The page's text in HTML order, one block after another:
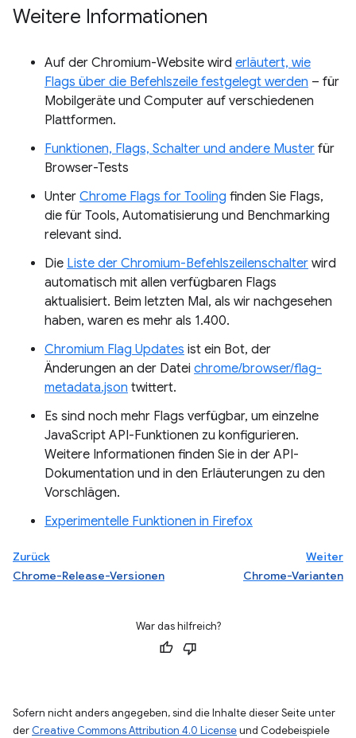
Weitere Informationen
Auf der Chromium-Website wird erläutert, wie
Flags über die Befehlszeile festgelegt werden – für
Mobilgeräte und Computer auf verschiedenen
Plattformen.
Funktionen, Flags, Schalter und andere Muster für
Browser-Tests
Unter Chrome Flags for Tooling finden Sie Flags,
die für Tools, Automatisierung und Benchmarking
relevant sind.
Die Liste der Chromium-Befehlszeilenschalter wird
automatisch mit allen verfügbaren Flags
aktualisiert. Beim letzten Mal, als wir nachgesehen
haben, waren es mehr als 1.400.
Chromium Flag Updates ist ein Bot, der
Änderungen an der Datei chrome/browser/flag-
metadata.json twittert.
Es sind noch mehr Flags verfügbar, um einzelne
JavaScript API-Funktionen zu konfigurieren.
Weitere Informationen finden Sie in der API-
Dokumentation und in den Erläuterungen zu den
Vorschlägen.
Experimentelle Funktionen in Firefox
Zurück
Chrome-Release-Versionen
Weiter
Chrome-Varianten
War das hilfreich?
Sofern nicht anders angegeben, sind die Inhalte dieser Seite unter
der Creative Commons Attribution 4.0 Licenseund Codebeispiele